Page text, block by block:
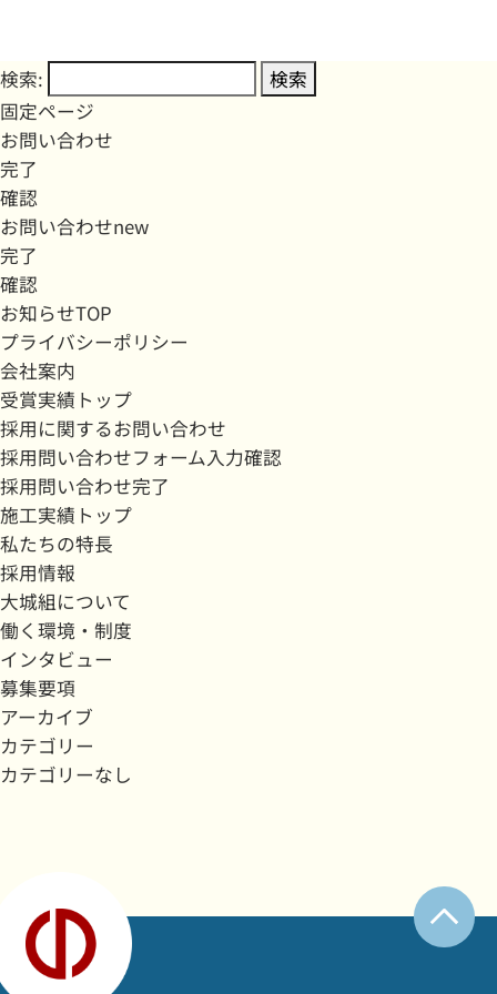
検索:
固定ページ
お問い合わせ
完了
確認
お問い合わせnew
完了
確認
お知らせTOP
プライバシーポリシー
会社案内
受賞実績トップ
採用に関するお問い合わせ
採用問い合わせフォーム入力確認
採用問い合わせ完了
施工実績トップ
私たちの特長
採用情報
大城組について
働く環境・制度
インタビュー
募集要項
アーカイブ
カテゴリー
カテゴリーなし